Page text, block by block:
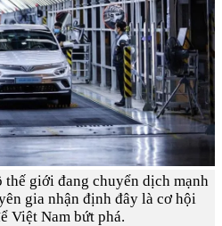
thế giới đang chuyển dịch mạnh
gia nhận định đây là cơ hội
Việt Nam bứt phá.